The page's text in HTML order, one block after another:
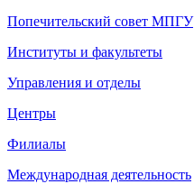
Попечительский совет МПГУ
Институты и факультеты
Управления и отделы
Центры
Филиалы
Международная деятельность